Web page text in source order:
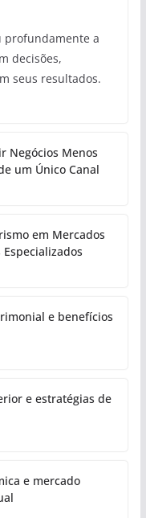
profundamente a
decisões,
seus resultados.
Negócios Menos
um Único Canal
em Mercados
Especializados
e benefícios
e estratégias de
e mercado